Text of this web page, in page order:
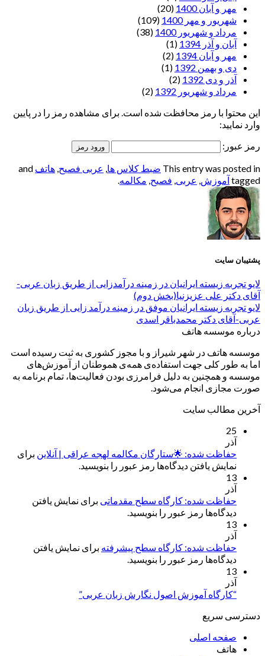
مهر و آبان 1400
(20)
شهریور و مهر 1400
(109)
مرداد و شهریور 1400
(38)
آبان و آذر 1394
(1)
مهر و آبان 1394
(2)
دی و بهمن 1392
(1)
آذر و دی 1392
(2)
مرداد و شهریور 1392
(2)
این محتوا با رمز محافظت شده است. برای مشاهده رمز را در پایین
وارد نمایید:
رمز عبور:
This entry was posted in ضبط کلاس ها, عربی فصیح, هاتف and
tagged آموزش, عربی, فصیح, مکالمه.
پشتیبان سایت
لایو تجربه زیسته ایرانیان در زمینه درآمدزایی از طریق زبان عربی-
آقای دکتر علی عزیزنیا(بخش دوم)
لایو تجربه زیسته ایرانیان موفق در زمینه درآمد زایی از طریق زبان
عربی-آقای دکتر محمدباقر اسدی
درباره موسسه هاتف
موسسه هاتف در شهر شیراز و با مجوز کشوری به ثبت رسیده است
اما به طور کلی جهت استفاده‌ی همه‌ی هموطنان از آموزش‌های
موسسه و همچنین به دلیل فرامرزی بودن فعالیت‌ها، تمام برنامه به
صورت مجازی انجام می‌شود.
آخرین مطالب سایت
25
آذر
حفاظت شده: 🌟ستارگان مکالمه لهجه عراقی | آنلاین برای
نمایش یافتن دیدگاه‌ها رمز عبور را بنویسید.
13
آذر
حفاظت شده: کارگاه سطح مقدماتی برای نمایش یافتن
دیدگاه‌ها رمز عبور را بنویسید.
13
آذر
حفاظت شده: کارگاه سطح پیشرفته برای نمایش یافتن
دیدگاه‌ها رمز عبور را بنویسید.
13
آذر
“کارگاه آموزش اصول نگارش زبان عربی”
دسترسی سریع
صفحه اصلی
هاتف